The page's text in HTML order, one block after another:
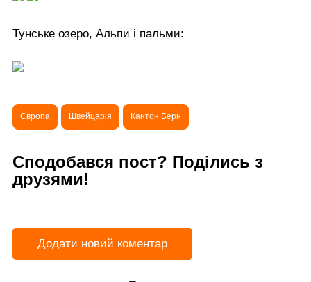
Тунське озеро, Альпи і пальми:
Європа Швейцарія Кантон Берн
Сподобався пост? Поділись з
друзями!
Додати новий коментар